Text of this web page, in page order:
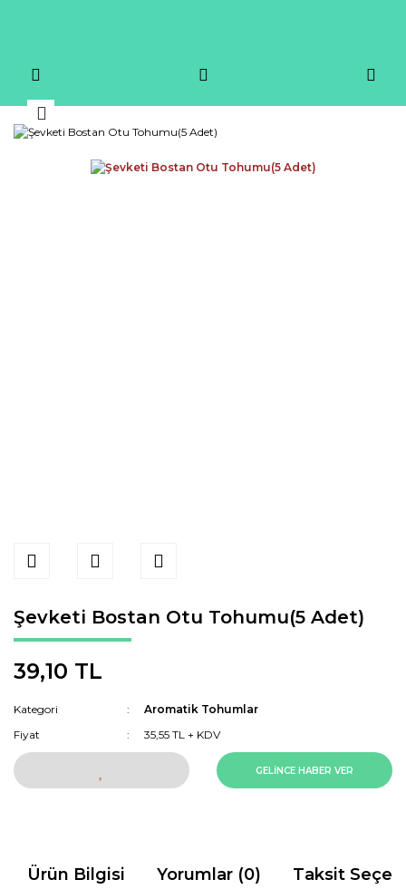
Şevketi Bostan Otu Tohumu(5 Adet)
39,10 TL
Kategori
Aromatik Tohumlar
Fiyat
35,55 TL + KDV
GELİNCE HABER VER
Ürün Bilgisi Yorumlar (0) Taksit